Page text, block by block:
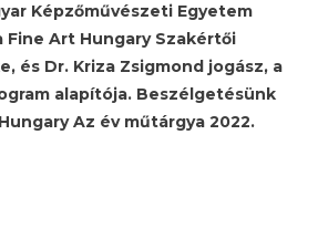
Képzőművészeti Egyetem
Art Hungary Szakértői
és Dr. Kriza Zsigmond jogász, a
alapítója. Beszélgetésünk
Az év műtárgya 2022.